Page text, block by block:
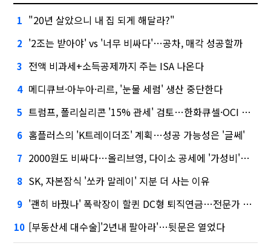
1 "20년 살았으니 내 집 되게 해달라?"
2 '2조는 받아야' vs '너무 비싸다'…공차, 매각 성공할까
3 전액 비과세+소득공제까지 주는 ISA 나온다
4 메디큐브·아누아·리르, '눈물 세럼' 생산 중단한다
5 트럼프, 폴리실리콘 '15% 관세' 검토…한화큐셀·OCI 영향은?
6 홈플러스의 'K트레이더조' 계획…성공 가능성은 '글쎄'
7 2000원도 비싸다…올리브영, 다이소 공세에 '가성비'로 맞불
8 SK, 자본잠식 '쏘카 말레이' 지분 더 사는 이유
9 '괜히 바꿨나' 폭락장이 할퀸 DC형 퇴직연금…전문가 조언은
10 [부동산세 대수술]'2년내 팔아라'…뒷문은 열었다